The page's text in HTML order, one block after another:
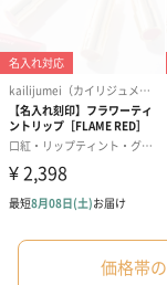
ションをご用意いた
商品と同梱してお届
価格帯